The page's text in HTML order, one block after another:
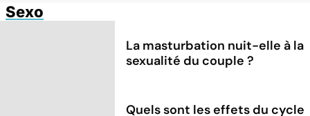
Sexo
La masturbation nuit-elle à la
sexualité du couple ?
Quels sont les effets du cycle